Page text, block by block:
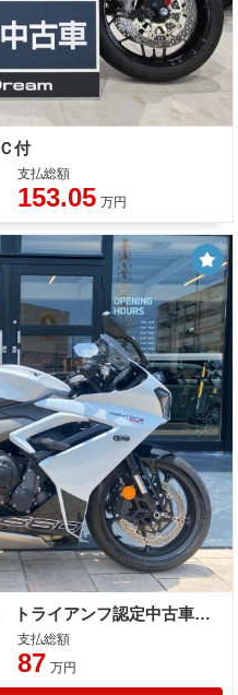
付
支払総額
153.05 万円
ＴＲＩＵＭＰＨ デイトナ６６０ トライアンフ認定中古車 ワンオーナー フェンダーレス タンデムグラブバー
支払総額
87 万円